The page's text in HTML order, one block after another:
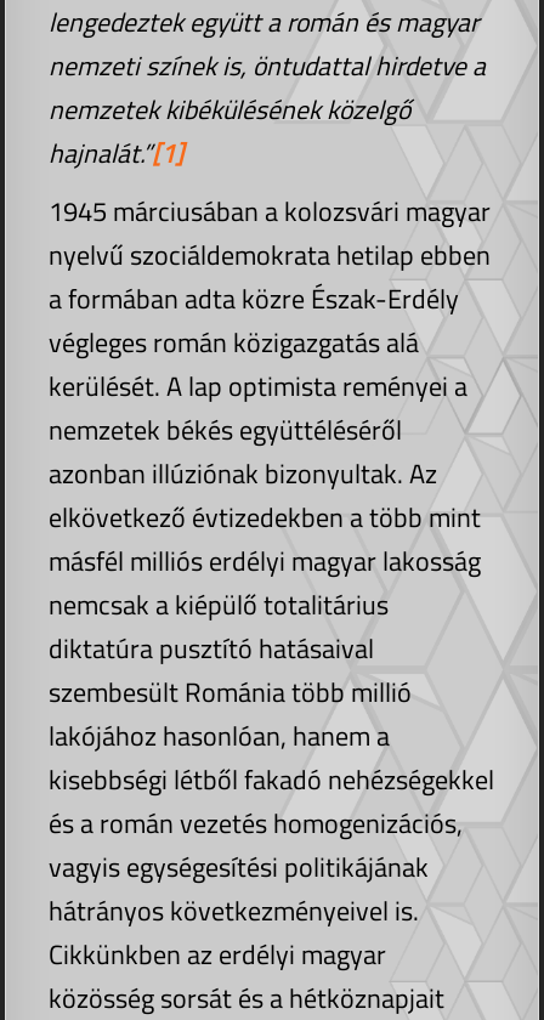
lengedeztek együtt a román és magyar
nemzeti színek is, öntudattal hirdetve a
nemzetek kibékülésének közelgő
hajnalát.”[1]
1945 márciusában a kolozsvári magyar
nyelvű szociáldemokrata hetilap ebben
a formában adta közre Észak-Erdély
végleges román közigazgatás alá
kerülését. A lap optimista reményei a
nemzetek békés együttéléséről
azonban illúziónak bizonyultak. Az
elkövetkező évtizedekben a több mint
másfél milliós erdélyi magyar lakosság
nemcsak a kiépülő totalitárius
diktatúra pusztító hatásaival
szembesült Románia több millió
lakójához hasonlóan, hanem a
kisebbségi létből fakadó nehézségekkel
és a román vezetés homogenizációs,
vagyis egységesítési politikájának
hátrányos következményeivel is.
Cikkünkben az erdélyi magyar
közösség sorsát és a hétköznapjait